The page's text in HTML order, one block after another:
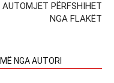
AUTOMJET PËRFSHIHET
NGA FLAKËT
NGA AUTORI